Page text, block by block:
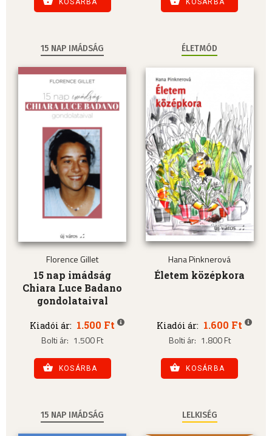
KOSÁRBA KOSÁRBA
15 NAP IMÁDSÁG
Florence Gillet
15 nap imádság
Chiara Luce Badano
gondolataival
Kiadói ár: 1.500 Ft
Bolti ár: 1.500 Ft
KOSÁRBA
ÉLETMÓD
Hana Pinknerová
Életem középkora
Kiadói ár: 1.600 Ft
Bolti ár: 1.800 Ft
KOSÁRBA
15 NAP IMÁDSÁG LELKISÉG